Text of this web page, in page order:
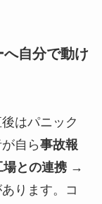
自分で動け
はパニック
自ら事故報
との連携 →
ります。コ